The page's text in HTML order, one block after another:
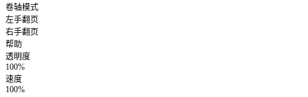
卷轴模式
左手翻页
右手翻页
帮助
透明度
100%
速度
100%